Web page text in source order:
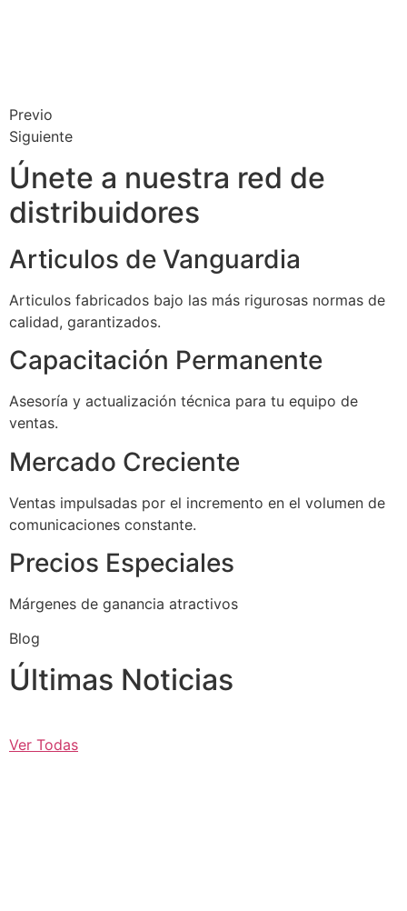
Previo
Siguiente
Únete a nuestra red de
distribuidores
Articulos de Vanguardia
Articulos fabricados bajo las más rigurosas normas de
calidad, garantizados.
Capacitación Permanente
Asesoría y actualización técnica para tu equipo de
ventas.
Mercado Creciente
Ventas impulsadas por el incremento en el volumen de
comunicaciones constante.
Precios Especiales
Márgenes de ganancia atractivos
Blog
Últimas Noticias
Ver Todas